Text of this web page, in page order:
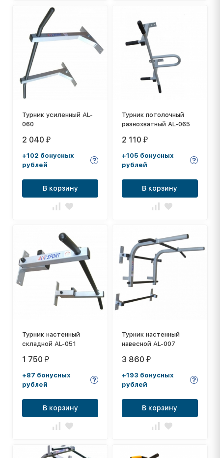
Турник усиленный AL-
060
2 040₽
+102 бонусных
рублей
В корзину
Турник потолочный
разнохватный AL-065
2 110₽
+105 бонусных
рублей
В корзину
Турник настенный
складной AL-051
1 750₽
+87 бонусных
рублей
В корзину
Турник настенный
навесной AL-007
3 860₽
+193 бонусных
рублей
В корзину